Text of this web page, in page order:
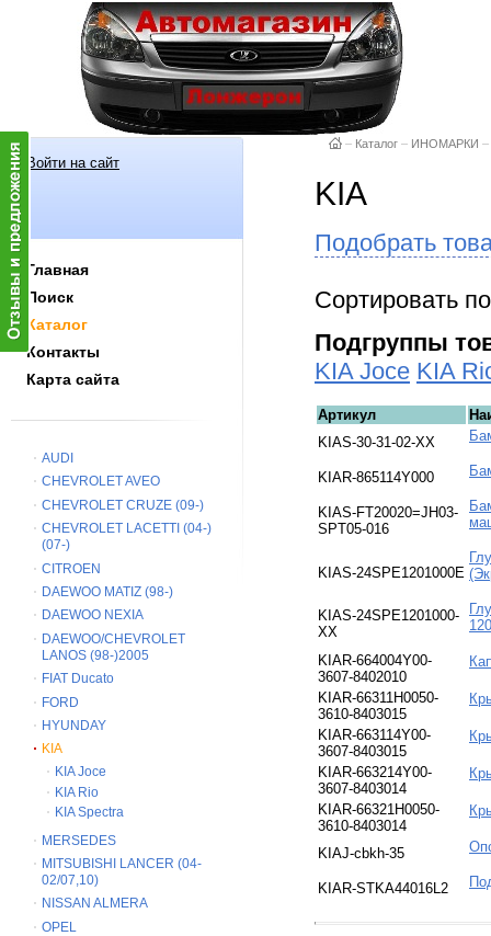
Войти на сайт
Главная
Поиск
Каталог
Контакты
Карта сайта
AUDI
CHEVROLET AVEO
CHEVROLET CRUZE (09-)
CHEVROLET LACETTI (04-)
(07-)
CITROEN
DAEWOO MATIZ (98-)
DAEWOO NEXIA
DAEWOO/CHEVROLET
LANOS (98-)2005
FIAT Ducato
FORD
HYUNDAY
KIA
KIA Joce
KIA Rio
KIA Spectra
MERSEDES
MITSUBISHI LANCER (04-
02/07,10)
NISSAN ALMERA
OPEL
– Каталог – ИНОМАРКИ –
KIA
Подобрать
Сортировать
Подгруппы
KIA Joce KIA
Артикул
KIAS-30-31-02-XX
KIAR-865114Y000
KIAS-FT20020=JH03-
SPT05-016
KIAS-24SPE1201000E
KIAS-24SPE1201000-
ХХ
KIAR-664004Y00-
3607-8402010
KIAR-66311H0050-
3610-8403015
KIAR-663114Y00-
3607-8403015
KIAR-663214Y00-
3607-8403014
KIAR-66321H0050-
3610-8403014
KIAJ-cbkh-35
KIAR-STKA44016L2